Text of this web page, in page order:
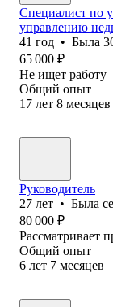
Специалист по
управлению
41 год • Была
65 000 ₽
Не ищет работу
Общий опыт
17 лет 8 месяцев
Руководитель
27 лет • Была
80 000 ₽
Рассматривает
Общий опыт
6 лет 7 месяцев